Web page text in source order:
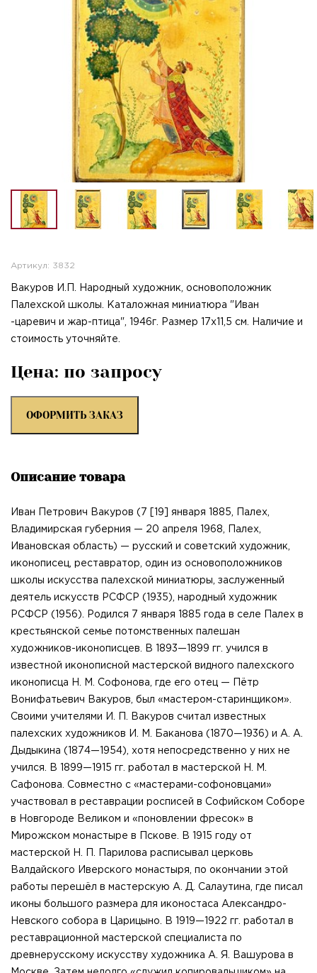
Артикул: 3832
Вакуров И.П. Народный художник, основоположник
Палехской школы. Каталожная миниатюра "Иван
-царевич и жар-птица", 1946г. Размер 17х11,5 см. Наличие и
стоимость уточняйте.
Цена: по запросу
ОФОРМИТЬ ЗАКАЗ
Описание товара
Иван Петрович Вакуров (7 [19] января 1885, Палех,
Владимирская губерния — 20 апреля 1968, Палех,
Ивановская область) — русский и советский художник,
иконописец, реставратор, один из основоположников
школы искусства палехской миниатюры, заслуженный
деятель искусств РСФСР (1935), народный художник
РСФСР (1956). Родился 7 января 1885 года в селе Палех в
крестьянской семье потомственных палешан
художников-иконописцев. В 1893—1899 гг. учился в
известной иконописной мастерской видного палехского
иконописца Н. М. Софонова, где его отец — Пётр
Вонифатьевич Вакуров, был «мастером-старинщиком».
Своими учителями И. П. Вакуров считал известных
палехских художников И. М. Баканова (1870—1936) и А. А.
Дыдыкина (1874—1954), хотя непосредственно у них не
учился. В 1899—1915 гг. работал в мастерской Н. М.
Сафонова. Совместно с «мастерами-софоновцами»
участвовал в реставрации росписей в Софийском Соборе
в Новгороде Великом и «поновлении фресок» в
Мирожском монастыре в Пскове. В 1915 году от
мастерской Н. П. Парилова расписывал церковь
Валдайского Иверского монастыря, по окончании этой
работы перешёл в мастерскую А. Д. Салаутина, где писал
иконы большого размера для иконостаса Александро-
Невского собора в Царицыно. В 1919—1922 гг. работал в
реставрационной мастерской специалиста по
древнерусскому искусству художника А. Я. Вашурова в